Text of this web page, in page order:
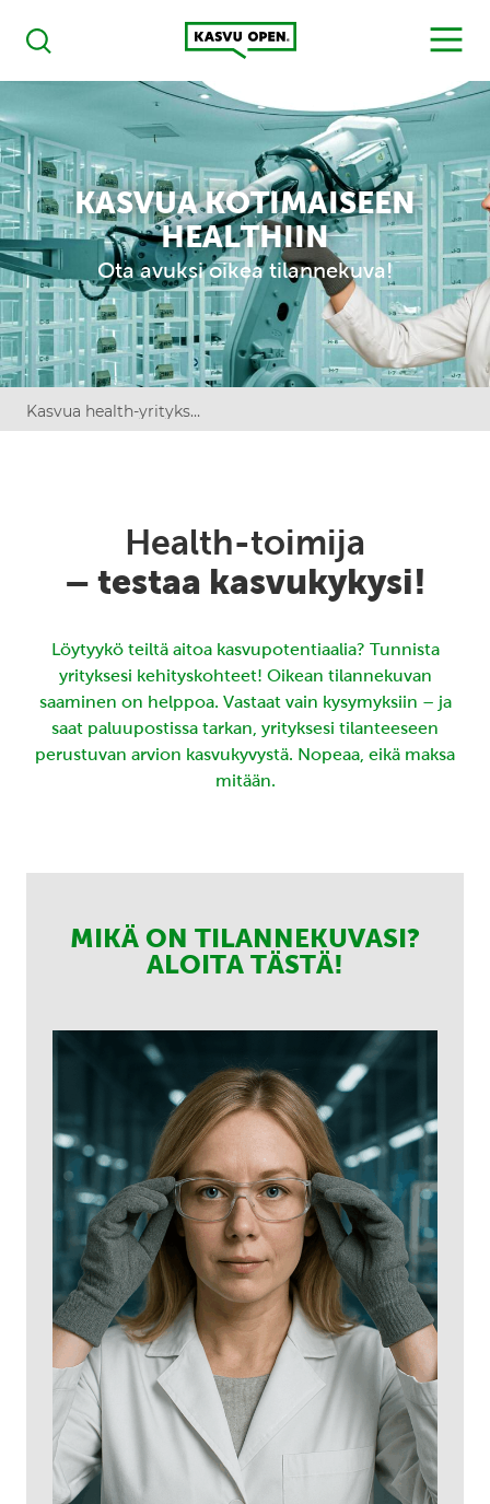
Haku
Kasvu Open
MENU
KASVUA KOTIMAISEEN
HEALTHIIN
Ota avuksi oikea tilannekuva!
Kasvua health-yrityksille
Health-toimija
– testaa kasvukykysi!
Löytyykö teiltä aitoa kasvupotentiaalia? Tunnista
yrityksesi kehityskohteet! Oikean tilannekuvan
saaminen on helppoa. Vastaat vain kysymyksiin – ja
saat paluupostissa tarkan, yrityksesi tilanteeseen
perustuvan arvion kasvukyvystä. Nopeaa, eikä maksa
mitään.
MIKÄ ON TILANNEKUVASI?
ALOITA TÄSTÄ!